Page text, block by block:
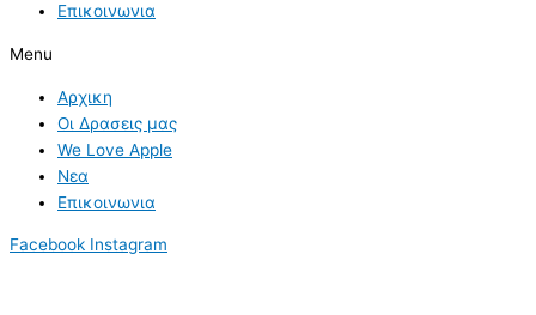
Επικοινωνια
Menu
Αρχικη
Οι Δρασεις μας
We Love Apple
Νεα
Επικοινωνια
Facebook Instagram